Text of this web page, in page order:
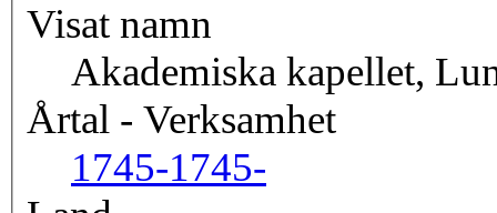
Visat namn
Akademiska kapellet,
Årtal - Verksamhet
1745-1745-